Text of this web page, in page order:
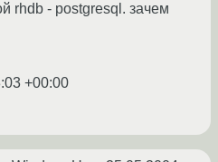
rhdb - postgresql. зачем
+00:00